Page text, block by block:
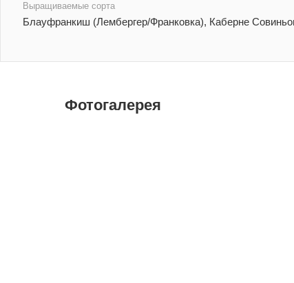
Выращиваемые сорта
Блауфранкиш (Лембергер/Франковка), Каберне
Фотогалерея